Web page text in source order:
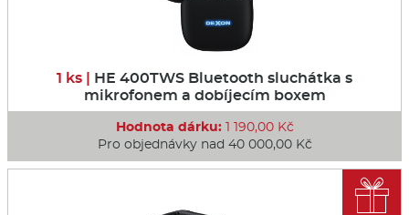
1 ks | HE 400TWS Bluetooth sluchátka s
mikrofonem a dobíjecím boxem
Hodnota dárku:1 190,00 Kč
Pro objednávky nad 40 000,00 Kč
